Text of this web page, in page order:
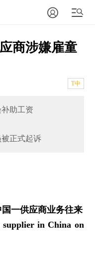
商涉嫌雇童
T中
助工资
正式起诉
一供应商业务往来
supplier in China on